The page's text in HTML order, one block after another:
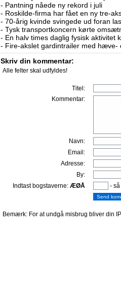
- Pantning nåede ny rekord i juli
- Roskilde-firma har fået en ny tre-
- 70-årig kvinde svingede ud foran
- Tysk transportkoncern kørte
- En halv times daglig fysisk aktivitet
- Fire-akslet gardintrailer med hæve-
Skriv din kommentar:
Alle felter skal udfyldes!
Titel:
Kommentar:
Navn:
Email:
Adresse:
By:
Indtast bogstaverne: ÆØÅ -
Bemærk: For at undgå misbrug bliver din